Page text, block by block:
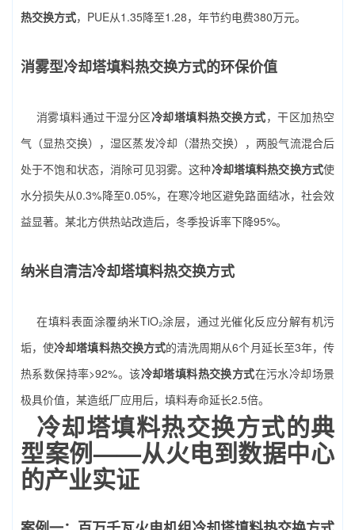
热交换方式，PUE从1.35降至1.28，年节约电费380万元。
消雾型冷却塔填料热交换方式的环保价值
消雾填料通过干湿分区冷却塔填料热交换方式，干区加热空
气（显热交换），湿区蒸发冷却（潜热交换），两股气流混合后
处于不饱和状态，消除可见羽雾。这种冷却塔填料热交换方式使
水分损失从0.3%降至0.05%，在寒冷地区避免路面结冰，社会效
益显著。某北方供热站改造后，冬季投诉率下降95%。
纳米自清洁冷却塔填料热交换方式
在填料表面涂覆纳米TiO₂涂层，通过光催化反应分解有机污
垢，使冷却塔填料热交换方式的清洗周期从6个月延长至3年，传
热系数保持率>92%。该冷却塔填料热交换方式在污水冷却场景
极具价值，某造纸厂应用后，填料寿命延长2.5倍。
冷却塔填料热交换方式的典
型案例——从火电到数据中心
的产业实证